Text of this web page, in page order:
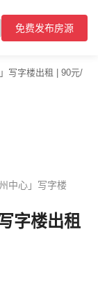
免费发布房源
写字楼出租 | 90元/
中心」写字楼
字楼出租